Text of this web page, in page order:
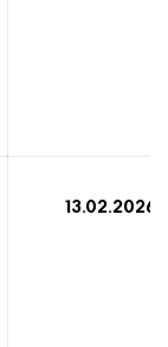
13.02.2026